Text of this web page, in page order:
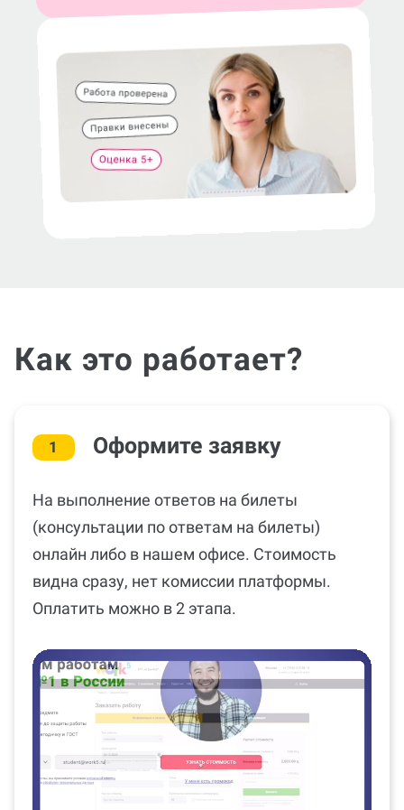
Как это работает?
1 Оформите заявку
На выполнение ответов на билеты
(консультации по ответам на билеты)
онлайн либо в нашем офисе. Стоимость
видна сразу, нет комиссии платформы.
Оплатить можно в 2 этапа.